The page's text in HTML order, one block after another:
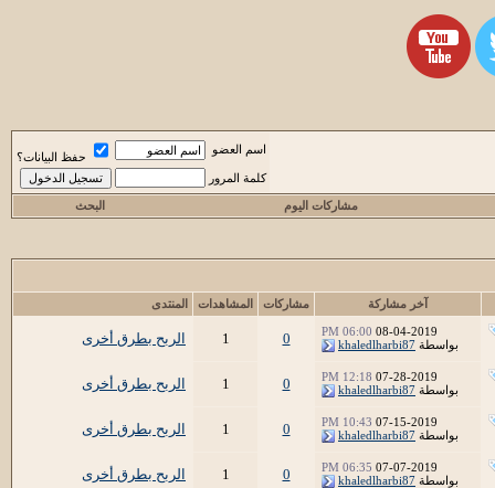
اسم العضو
حفظ البيانات؟
كلمة المرور
مشاركات اليوم البحث
آخر مشاركة مشاركات المشاهدات المنتدى
08-04-2019
06:00 PM
بواسطة khaledlharbi87
0
1 الربح بطرق أخرى
07-28-2019
12:18 PM
بواسطة khaledlharbi87
0
1 الربح بطرق أخرى
07-15-2019
10:43 PM
بواسطة khaledlharbi87
0
1 الربح بطرق أخرى
07-07-2019
06:35 PM
بواسطة khaledlharbi87
0
1 الربح بطرق أخرى